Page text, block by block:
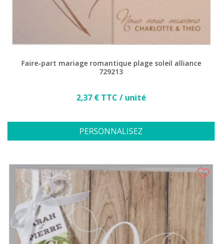
Faire-part mariage romantique plage soleil alliance
729213
Prix
2,37 € TTC / unité
PERSONNALISEZ